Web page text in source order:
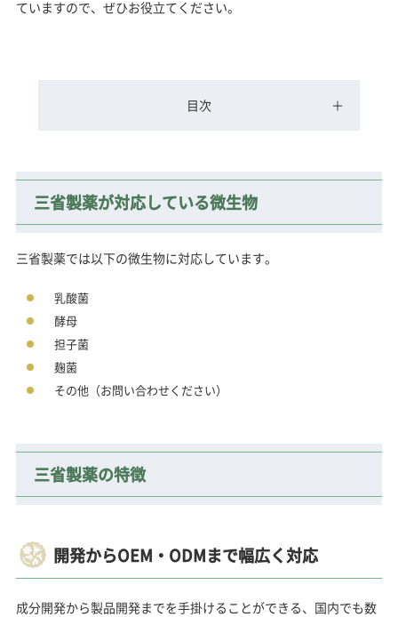
ていますので、ぜひお役立てください。
目次
三省製薬が対応している微生物
三省製薬では以下の微生物に対応しています。
乳酸菌
酵母
担子菌
麹菌
その他（お問い合わせください）
三省製薬の特徴
開発からOEM・ODMまで幅広く対応
成分開発から製品開発までを手掛けることができる、国内でも数